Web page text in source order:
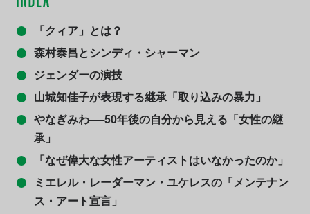
「クィア」とは？
森村泰昌とシンディ・シャーマン
ジェンダーの演技
山城知佳子が表現する継承「取り込みの暴力」
やなぎみわ──50年後の自分から見える「女性の継
承」
「なぜ偉大な女性アーティストはいなかったのか」
ミエレル・レーダーマン・ユケレスの「メンテナン
ス・アート宣言」